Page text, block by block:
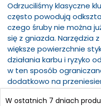
Odrzuciliśmy klasyczne
często powodują
czego śruby nie można
się z gniazda. Narzędzia
większe powierzchnie
działania karbu i ryzyko
w ten sposób
dodatkowo na
większego o 20%.
W ostatnich 7 dniach